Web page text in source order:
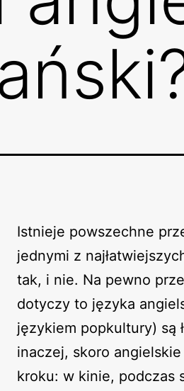
Istnieje powszechne
jednymi z
tak, i nie. Na pewno
dotyczy to języka
językiem popkultury) są
inaczej, skoro
kroku: w kinie, podczas